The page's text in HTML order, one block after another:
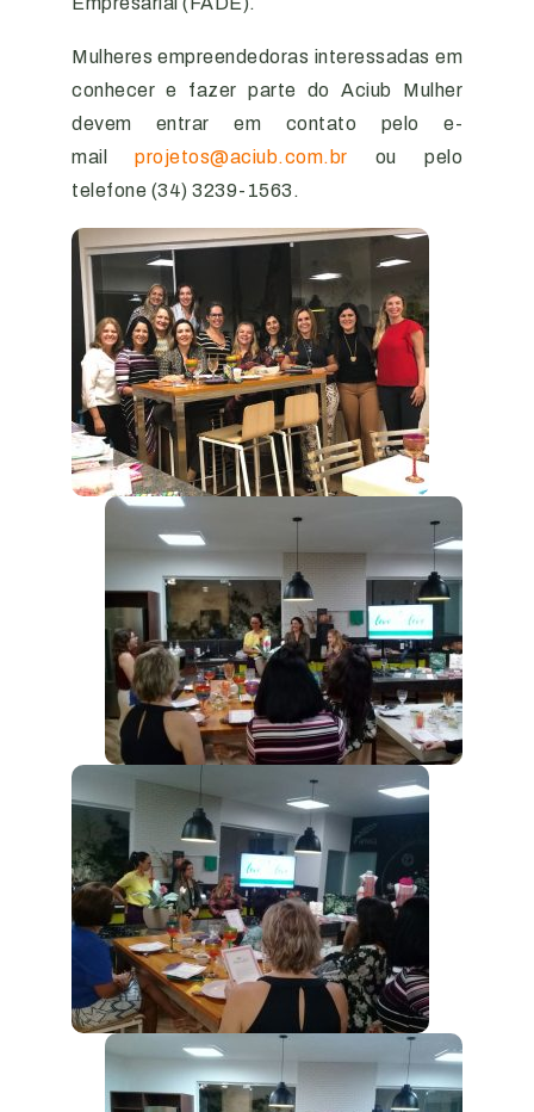
Mulheres empreendedoras interessadas em
conhecer e fazer parte do Aciub Mulher
devem entrar em contato pelo e-
mail
projetos@aciub.com.br
ou pelo
telefone (34) 3239-1563.